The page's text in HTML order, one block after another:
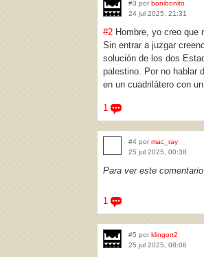
#3 por bonibonito
24 jul 2025, 21:31
#2 Hombre, yo creo que
Sin entrar a juzgar
solución de los dos
palestino. Por no hablar
en un cuadrilátero con
1
#4 por mac_ray
25 jul 2025, 00:38
Para ver este
1
#5 por klingon2
25 jul 2025, 08:06